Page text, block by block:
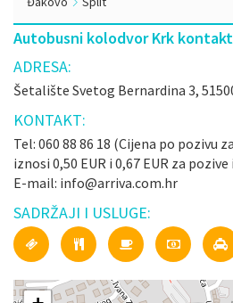
Autobusni kolodvor Krk
ADRESA:
Šetalište Svetog Bernardina 3,
KONTAKT:
Tel: 060 88 86 18 (Cijena po pozivu
iznosi 0,50 EUR i 0,67 EUR za
E-mail: info@arriva.com.hr
SADRŽAJI I USLUGE: